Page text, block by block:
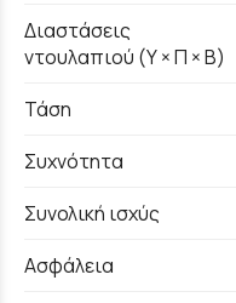
Διαστάσεις
ντουλαπιού (Υ × Π × Β)
Τάση
Συχνότητα
Συνολική ισχύς
Ασφάλεια